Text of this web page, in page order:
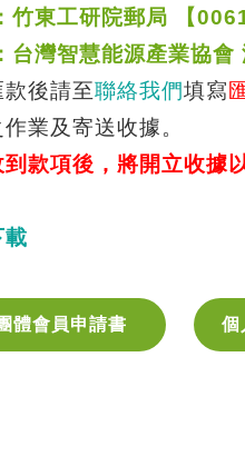
竹東工研院郵局
【
台灣智慧能源產業協會
後請至聯絡我們填寫
業及寄送收據。
款項後，將開立收據
載
體會員申請書 個